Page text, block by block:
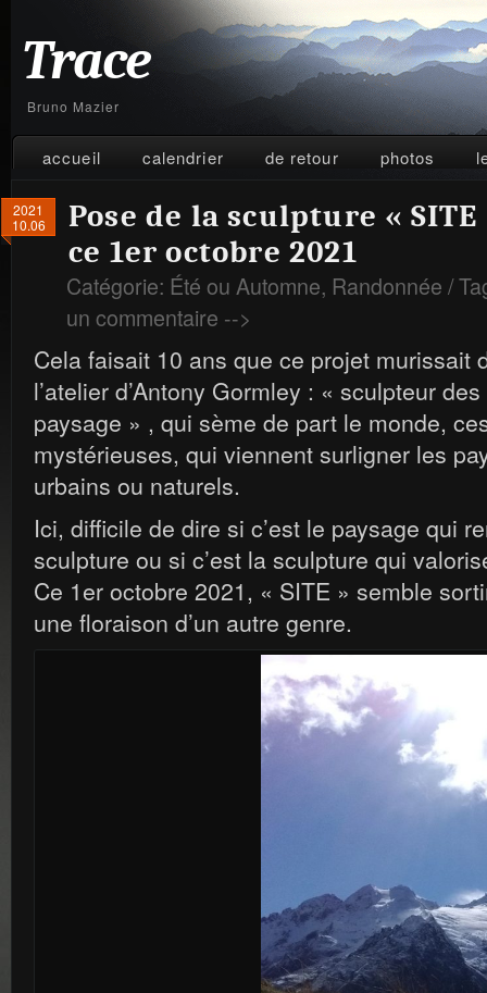
Trace
Bruno Mazier
accueil calendrier de retour photos
2021
10.06
Pose de la sculpture «
ce 1er octobre 2021
Catégorie: Été ou Automne, Randonnée /
un commentaire -->
Cela faisait 10 ans que ce projet murissait
l’atelier d’Antony Gormley : « sculpteur
paysage » , qui sème de part le monde,
mystérieuses, qui viennent surligner les
urbains ou naturels.
Ici, difficile de dire si c’est le paysage qui
sculpture ou si c’est la sculpture qui
Ce 1er octobre 2021, « SITE » semble
une floraison d’un autre genre.